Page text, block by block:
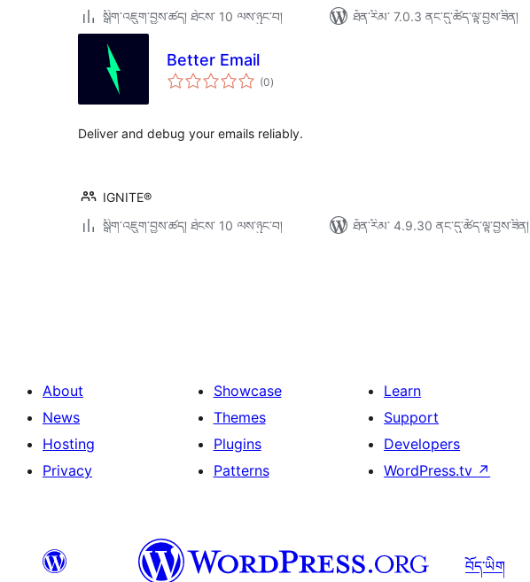
སྒྲིག་འཇུག་བྱས་ཚད། ཐེངས་ 10 ལས་ཉུང་བ།
ཐོན་རིམ་ 7.0.3 ནང་དུ་ཚོད་ལྟ་བྱས་ཟིན།
Better Email
(0གདེང་
འཇོག་
)
Deliver and debug your emails reliably.
IGNITE®
སྒྲིག་འཇུག་བྱས་ཚད། ཐེངས་ 10 ལས་ཉུང་བ།
ཐོན་རིམ་ 4.9.30 ནང་དུ་ཚོད་ལྟ་བྱས་ཟིན།
About
News
Hosting
Privacy
Showcase
Themes
Plugins
Patterns
Learn
Support
Developers
WordPress.tv ↗
བོད་ཡིག